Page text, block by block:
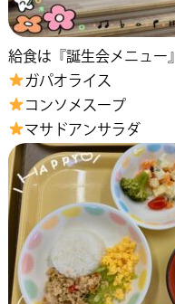
給食は『誕生会メニュー』
ガパオライス
コンソメスープ
マサドアンサラダ